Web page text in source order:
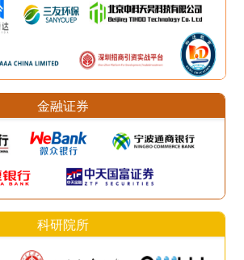
金融证券
科研院所